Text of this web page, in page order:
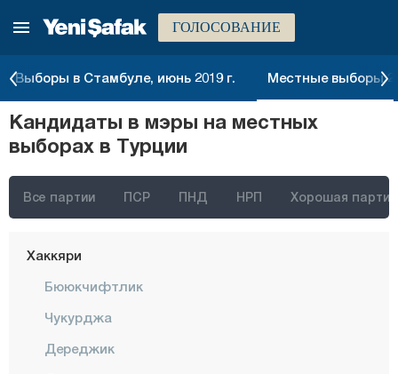
ГОЛОСОВАНИЕ
Выборы в Стамбуле, июнь 2019 г. Местные выборы
Кандидаты в мэры на местных
выборах в Турции
Все партии ПСР ПНД НРП Хорошая партия
Элязыг
Эскишехир
Газиантеп
Гюмюшхане
Хаккяри
Бююкчифтлик
Чукурджа
Дереджик